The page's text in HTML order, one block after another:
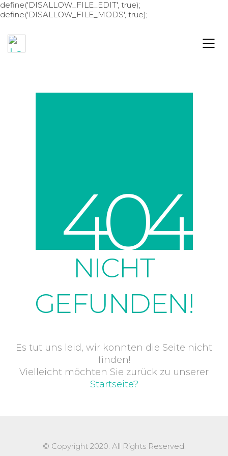
define('DISALLOW_FILE_EDIT', true);
define('DISALLOW_FILE_MODS', true);
404
NICHT
GEFUNDEN!
Es tut uns leid, wir konnten die Seite nicht
finden!
Vielleicht möchten Sie zurück zu unserer
Startseite?
© Copyright 2020. All Rights Reserved.